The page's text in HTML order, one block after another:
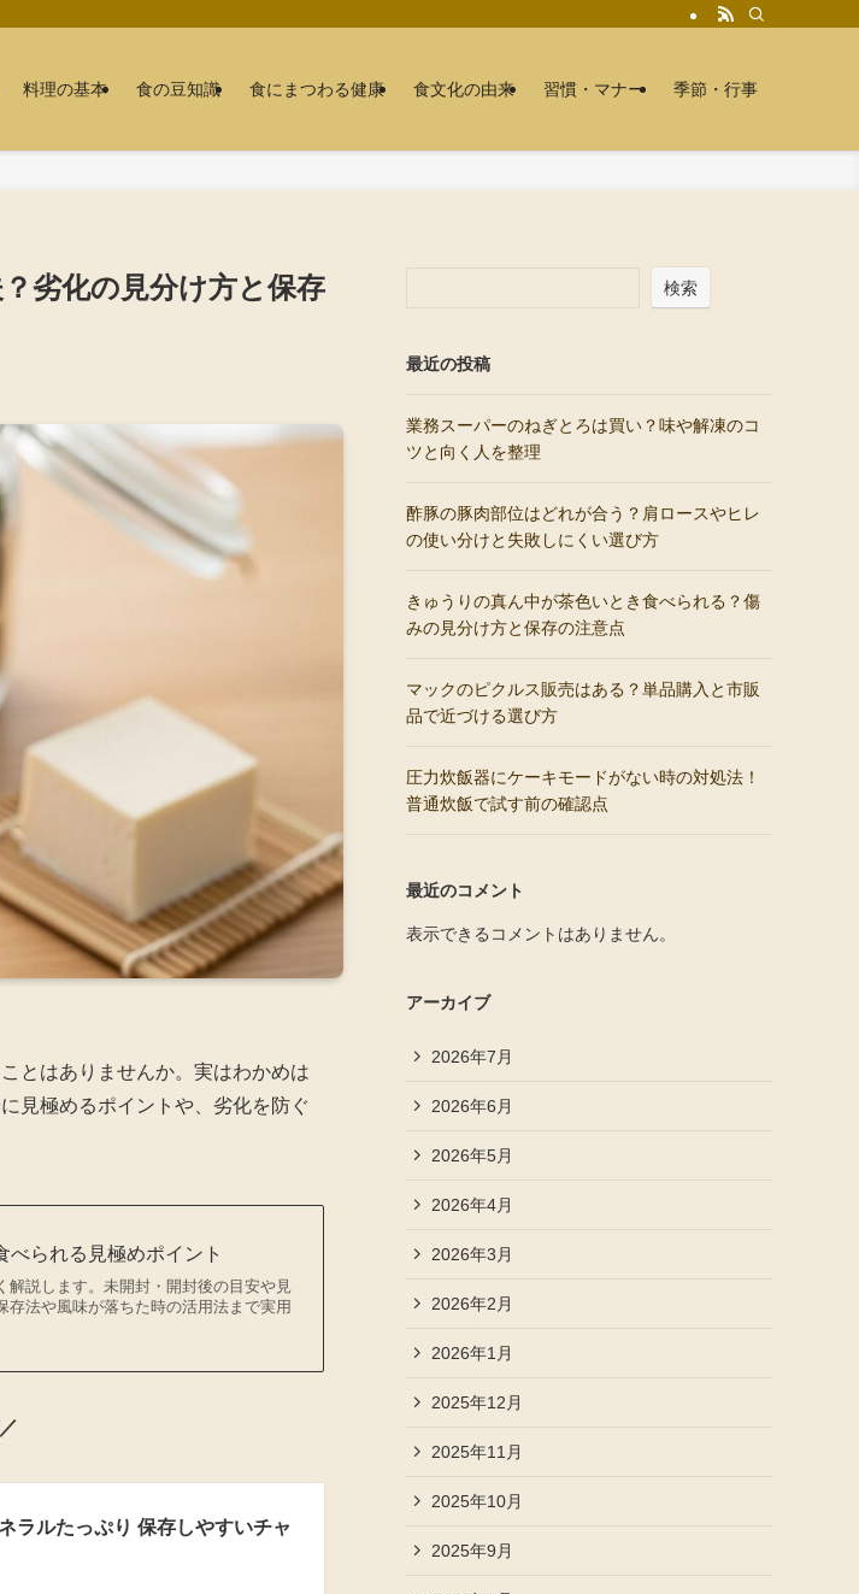
料理の基本 食の豆知識 食にまつわる健康 食文化の由来 習慣・マナー 季節・行事
劣化の見分け方と保存
とはありませんか。実はわかめは
見極めるポイントや、劣化を防ぐ
られる見極めポイント
説します。未開封・開封後の目安や見
法や風味が落ちた時の活用法まで実用
ラルたっぷり 保存しやすいチャ
検索
最近の投稿
業務スーパーのねぎとろは買い？味や解凍のコ
ツと向く人を整理
酢豚の豚肉部位はどれが合う？肩ロースやヒレ
の使い分けと失敗しにくい選び方
きゅうりの真ん中が茶色いとき食べられる？傷
みの見分け方と保存の注意点
マックのピクルス販売はある？単品購入と市販
品で近づける選び方
圧力炊飯器にケーキモードがない時の対処法！
普通炊飯で試す前の確認点
最近のコメント
表示できるコメントはありません。
アーカイブ
2026年7月
2026年6月
2026年5月
2026年4月
2026年3月
2026年2月
2026年1月
2025年12月
2025年11月
2025年10月
2025年9月